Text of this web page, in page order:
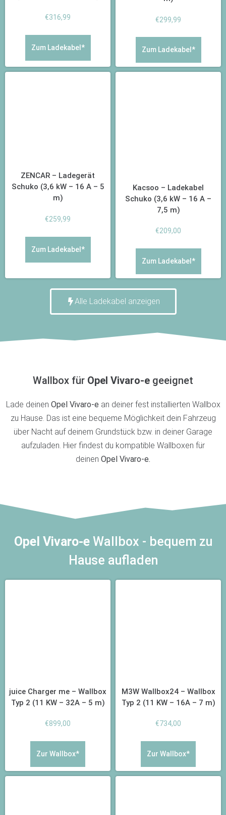
€316,99
Zum Ladekabel*
€299,99
Zum Ladekabel*
ZENCAR – Ladegerät
Schuko (3,6 kW – 16 A – 5
m)
€259,99
Zum Ladekabel*
Kacsoo – Ladekabel
Schuko (3,6 kW – 16 A –
7,5 m)
€209,00
Zum Ladekabel*
Alle Ladekabel anzeigen
Wallbox für Opel Vivaro-e geeignet
Lade deinen Opel Vivaro-e an deiner fest installierten Wallbox
zu Hause. Das ist eine bequeme Möglichkeit dein Fahrzeug
über Nacht auf deinem Grundstück bzw. in deiner Garage
aufzuladen. Hier findest du kompatible Wallboxen für
deinen Opel Vivaro-e.
Opel Vivaro-eWallbox - bequem zu
Hause aufladen
juice Charger me – Wallbox
Typ 2 (11 KW – 32A – 5 m)
€899,00
Zur Wallbox*
M3W Wallbox24 – Wallbox
Typ 2 (11 KW – 16A – 7 m)
€734,00
Zur Wallbox*